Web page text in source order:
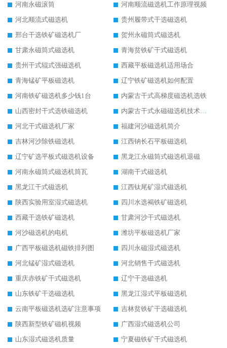
河南永磁滚筒
河南顺流磁选机工作原理视频
河北顺流式磁选机
贵州履带式干选磁选机
邢台干选铁矿磁选机厂
贺州永磁筒式磁选机
甘肃永磁筒式磁选机
青海贫铁矿干式磁选机
贵州干式辊式强磁选机
西藏平板磁选机适用场合
青海锰矿平板磁选机
辽宁铁矿磁选机如何配置
河南铁矿磁选机多少钱1台
内蒙古干式高梯度磁选机选铁
山西密封干式选铁磁选机
内蒙古干式永磁磁选机技术要求
河北干式磁选机厂家
福建河沙磁选机简介
吉林河沙除铁磁选机
江西钠长石平板磁选机
辽宁矿选平板式磁选机设备
黑龙江永磁筒式磁选机退磁
河南永磁筒式磁选机筒瓦
湖南干式磁选机
黑龙江干式磁选机
江西钛尾矿湿式磁选机
陕西实验用室湿式磁选机
四川水选褐铁矿磁选机
西藏干选铁矿磁选机
甘肃河沙干式磁选机
河沙磁选机的电机
潍坊平板磁选机厂家
广西平板磁选机磁铁排列图
四川永磁湿式磁选机
河北锰矿湿式磁选机
河北销售干式磁选机
重庆赤铁矿干式磁选机
辽宁干选磁选机
山东铁矿干选磁选机
黑龙江湿式平板磁选机
云南平板磁选机选矿注意事项
吉林贫铁矿干选磁选机
陕西新型铁矿磁机视频
广西湿式磁选机公司
山东湿式磁选机质量
宁夏磁铁矿干式磁选机